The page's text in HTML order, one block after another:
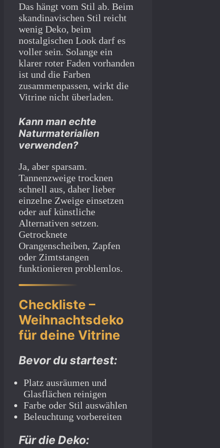
Das hängt vom Stil ab. Beim
skandinavischen Stil reicht
wenig Deko, beim
nostalgischen Look darf es
voller sein. Solange ein
klarer roter Faden vorhanden
ist und die Farben
zusammenpassen, wirkt die
Vitrine nicht überladen.
Kann man echte
Naturmaterialien
verwenden?
Ja, aber sparsam.
Tannenzweige trocknen
schnell aus, daher lieber
einzelne Zweige einsetzen
oder auf künstliche
Alternativen setzen.
Getrocknete
Orangenscheiben, Zapfen
oder Zimtstangen
funktionieren problemlos.
Checkliste –
Weihnachtsdeko
für deine Vitrine
Bevor du startest:
Platz ausräumen und
Glasflächen reinigen
Farbe oder Stil auswählen
Beleuchtung vorbereiten
Für die Deko: